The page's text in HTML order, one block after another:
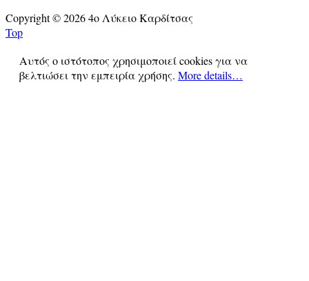
Copyright © 2026 4ο Λύκειο Καρδίτσας
Top
Αυτός ο ιστότοπος χρησιμοποιεί cookies για να
βελτιώσει την εμπειρία χρήσης. More details…